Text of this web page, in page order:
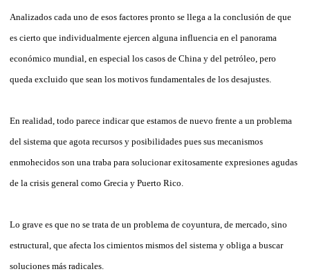
Analizados cada uno de esos factores pronto se llega a la conclusión de que
es cierto que individualmente ejercen alguna influencia en el panorama
económico mundial, en especial los casos de China y del petróleo, pero
queda excluido que sean los motivos fundamentales de los desajustes.
En realidad, todo parece indicar que estamos de nuevo frente a un problema
del sistema que agota recursos y posibilidades pues sus mecanismos
enmohecidos son una traba para solucionar exitosamente expresiones agudas
de la crisis general como Grecia y Puerto Rico.
Lo grave es que no se trata de un problema de coyuntura, de mercado, sino
estructural, que afecta los cimientos mismos del sistema y obliga a buscar
soluciones más radicales.